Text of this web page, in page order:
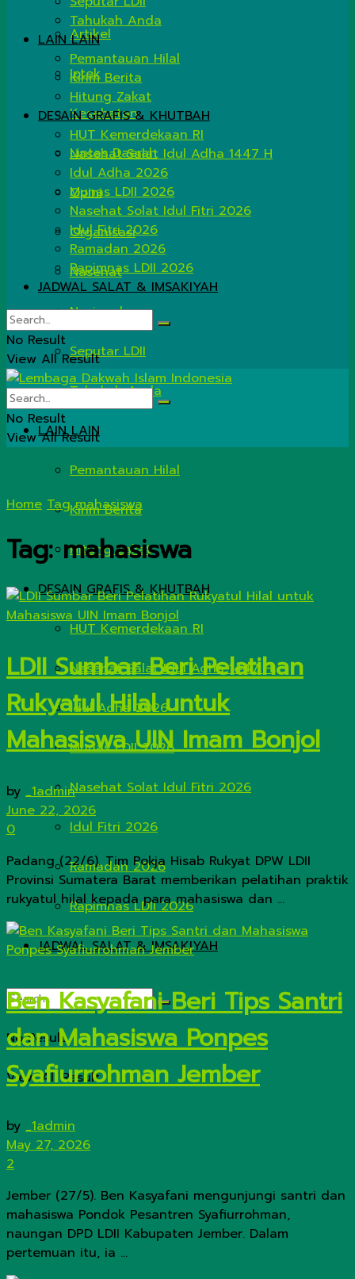
Artikel
Iptek
Kesehatan
Lintas Daerah
Opini
Organisasi
Nasehat
Nasional
Seputar LDII
Tahukah Anda
LAIN LAIN
Pemantauan Hilal
Kirim Berita
Hitung Zakat
DESAIN GRAFIS & KHUTBAH
HUT Kemerdekaan RI
Nasehat Salat Idul Adha 1447 H
Idul Adha 2026
Munas LDII 2026
Nasehat Solat Idul Fitri 2026
Idul Fitri 2026
Ramadan 2026
Rapimnas LDII 2026
JADWAL SALAT & IMSAKIYAH
No Result
View All Result
Tahukah Anda
LAIN LAIN
Pemantauan Hilal
Kirim Berita
Hitung Zakat
DESAIN GRAFIS & KHUTBAH
HUT Kemerdekaan RI
Nasehat Salat Idul Adha 1447 H
Idul Adha 2026
Munas LDII 2026
Nasehat Solat Idul Fitri 2026
Idul Fitri 2026
Ramadan 2026
Rapimnas LDII 2026
JADWAL SALAT & IMSAKIYAH
No Result
View All Result
No Result
View All Result
Home Tag mahasiswa
Tag:mahasiswa
LDII Sumbar Beri Pelatihan
Rukyatul Hilal untuk
Mahasiswa UIN Imam Bonjol
by _1admin
June 22, 2026
0
Padang (22/6). Tim Pokja Hisab Rukyat DPW LDII
Provinsi Sumatera Barat memberikan pelatihan praktik
rukyatul hilal kepada para mahasiswa dan ...
Ben Kasyafani Beri Tips Santri
dan Mahasiswa Ponpes
Syafiurrohman Jember
by _1admin
May 27, 2026
2
Jember (27/5). Ben Kasyafani mengunjungi santri dan
mahasiswa Pondok Pesantren Syafiurrohman,
naungan DPD LDII Kabupaten Jember. Dalam
pertemuan itu, ia ...